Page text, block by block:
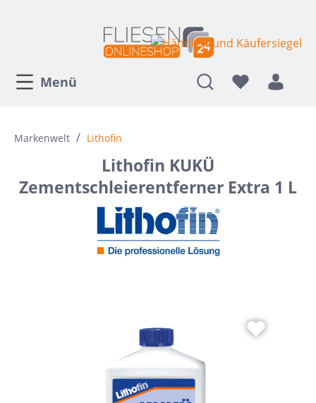
Menü
Markenwelt / Lithofin
Lithofin KUKÜ
Zementschleierentferner Extra 1 L